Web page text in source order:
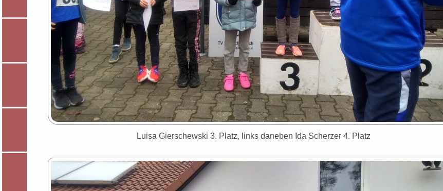
Luisa Gierschewski 3. Platz, links daneben Ida Scherzer 4. Platz